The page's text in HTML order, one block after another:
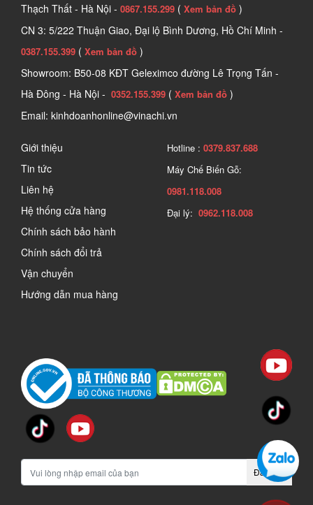
Thạch Thất - Hà Nội - 0867.155.299 ( Xem bản đồ )
CN 3: 5/222 Thuận Giao, Đại lộ Bình Dương, Hồ Chí Minh -
0387.155.399 ( Xem bản đồ )
Showroom: B50-08 KĐT Geleximco đường Lê Trọng Tấn -
Hà Đông - Hà Nội - 0352.155.399 ( Xem bản đồ )
Email: kinhdoanhonline@vinachi.vn
Giới thiệu
Tin tức
Liên hệ
Hệ thống cửa hàng
Chính sách bảo hành
Chính sách đổi trả
Vận chuyển
Hướng dẫn mua hàng
Hotline : 0379.837.688
Máy Chế Biến Gỗ:
0981.118.008
Đại lý: 0962.118.008
Đăng ký